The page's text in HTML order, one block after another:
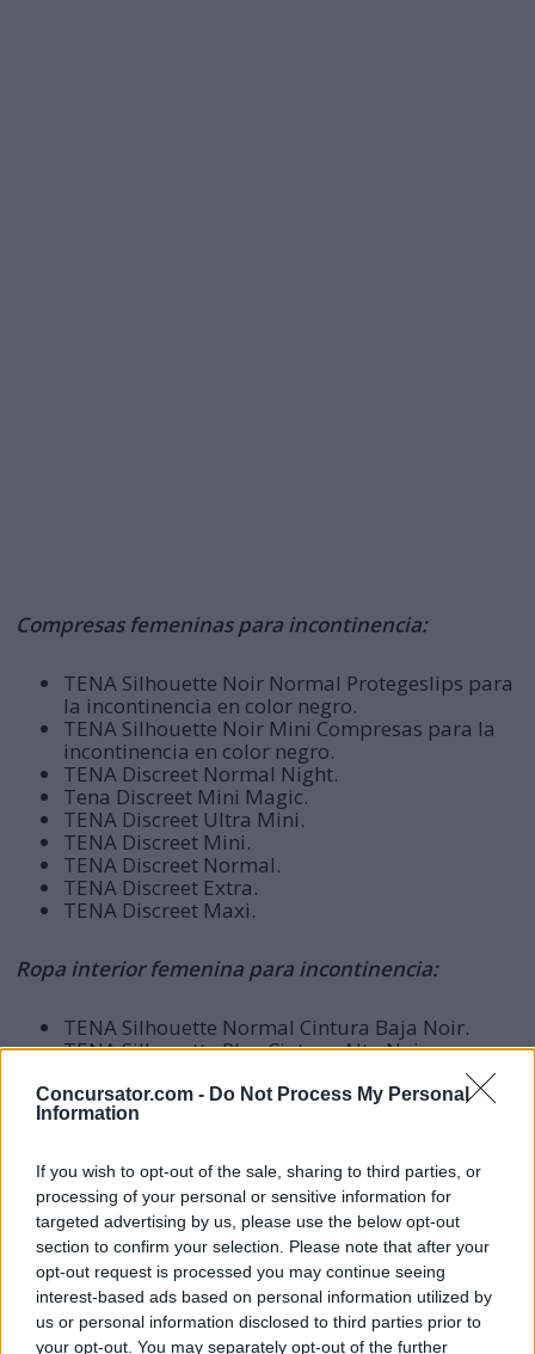
Concursator.com - Do Not Process My Personal
Information
If you wish to opt-out of the sale, sharing to third parties, or
processing of your personal or sensitive information for
targeted advertising by us, please use the below opt-out
section to confirm your selection. Please note that after your
opt-out request is processed you may continue seeing
interest-based ads based on personal information utilized by
us or personal information disclosed to third parties prior to
your opt-out. You may separately opt-out of the further
Compresas femeninas para incontinencia:
TENA Silhouette Noir Normal Protegeslips para
la incontinencia en color negro.
TENA Silhouette Noir Mini Compresas para la
incontinencia en color negro.
TENA Discreet Normal Night.
Tena Discreet Mini Magic.
TENA Discreet Ultra Mini.
TENA Discreet Mini.
TENA Discreet Normal.
TENA Discreet Extra.
TENA Discreet Maxi.
Ropa interior femenina para incontinencia:
TENA Silhouette Normal Cintura Baja Noir.
TENA Silhouette Plus Cintura Alta Noir.
TENA Pants Plus.
TENA Pants Maxi.
¿Como puedo obtener una muestra
gratis?
Es muy fácil. Sigue estos sencillos pasos:
Entra a lapágina web promocional de Tena.